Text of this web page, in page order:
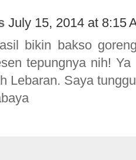
July 15, 2014 at 8:15
bikin bakso
tepungnya nih!
Lebaran. Saya